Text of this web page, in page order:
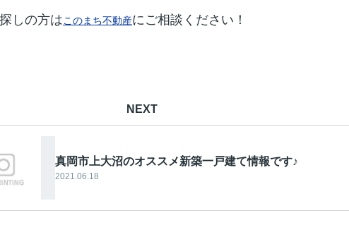
しの方はこのまち不動産にご相談ください！
NEXT
真岡市上大沼のオススメ新築一戸建て情報です♪
2021.06.18